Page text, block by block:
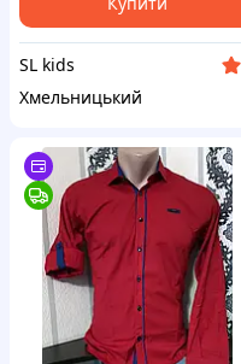
SL kids
Хмельницький